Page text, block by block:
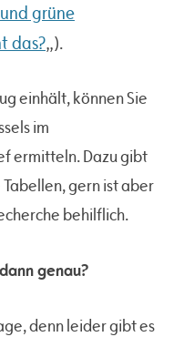
grüne
das?„).
einhält, können Sie
im
ermitteln. Dazu gibt
gern ist aber
behilflich.
genau?
denn leider gibt es